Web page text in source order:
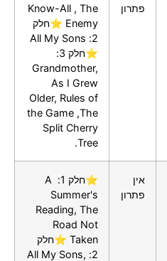
פתרון
Know-All , The
Enemy ⭐חלק
2: All My Sons
⭐חלק 3:
Grandmother,
As I Grew
Older, Rules of
the Game ,The
Split Cherry
Tree.
אין
פתרון
⭐חלק 1: A
Summer's
Reading, The
Road Not
Taken ⭐חלק
2: All My Sons,